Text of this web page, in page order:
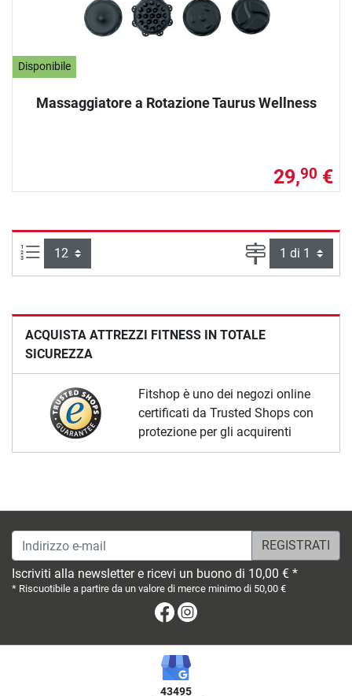
Disponibile
Massaggiatore a Rotazione Taurus Wellness
29,90 €
Articoli per pagina: Pagina
ACQUISTA ATTREZZI FITNESS IN TOTALE
SICUREZZA
Fitshop è uno dei negozi online
certificati da Trusted Shops con
protezione per gli acquirenti
Indirizzo e-mail
Iscriviti alla newsletter e ricevi un buono di 10,00 € *
* Riscuotibile a partire da un valore di merce minimo di 50,00 €
Facebook
43495